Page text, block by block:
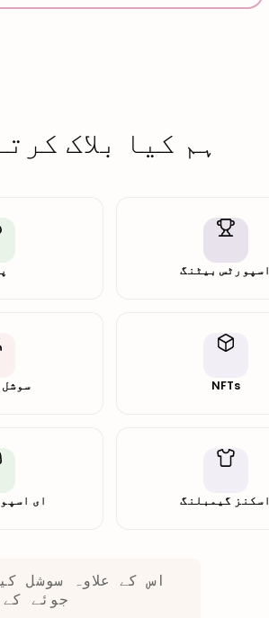
ہم کیا بلاک
اسپورٹس بیٹنگ
NFTs
ای اسکنز گیمبلنگ
اس کے علاوہ سوشل
جوئے